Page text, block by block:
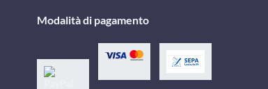
Modalità di pagamento